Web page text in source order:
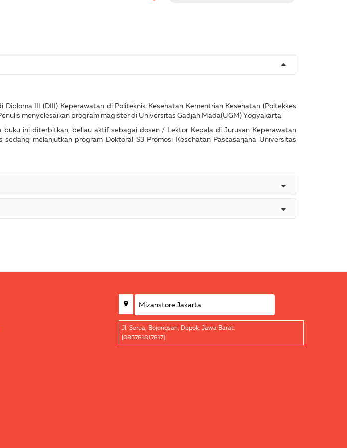
III (DIII) Keperawatan di Politeknik Kesehatan Kementrian Kesehatan (Poltekkes
menyelesaikan program magister di Universitas Gadjah Mada(UGM) Yogyakarta.
buku ini diterbitkan, beliau aktif sebagai dosen / Lektor Kepala di Jurusan Keperawatan
melanjutkan program Doktoral S3 Promosi Kesehatan Pascasarjana Universitas
Jl. Serua, Bojongsari, Depok, Jawa Barat.
[085781817817]